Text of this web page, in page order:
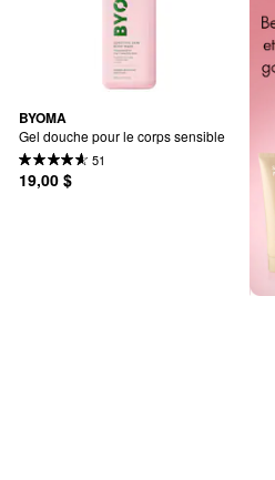
BYOMA
Gel douche pour le corps sensible
51
19,00 $